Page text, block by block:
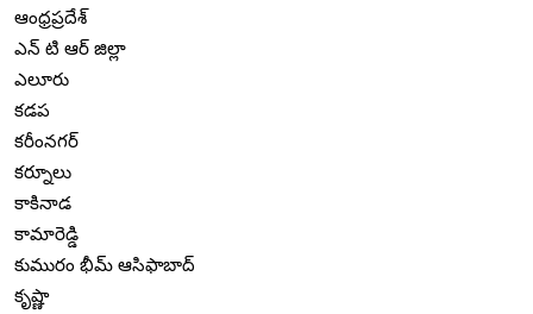
ఆంధ్రప్రదేశ్
ఎన్ టి ఆర్ జిల్లా
ఎలూరు
కడప
కరీంనగర్
కర్నూలు
కాకినాడ
కామారెడ్డి
కుమురం భీమ్ ఆసిఫాబాద్
కృష్ణా